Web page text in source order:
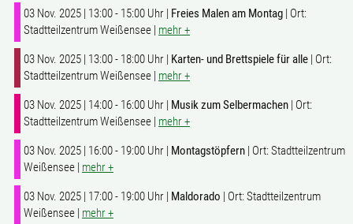
03 Nov. 2025 | 13:00 - 15:00 Uhr | Freies Malen am Montag | Ort:
Stadtteilzentrum Weißensee | mehr +
03 Nov. 2025 | 13:00 - 18:00 Uhr | Karten- und Brettspiele für alle | Ort:
Stadtteilzentrum Weißensee | mehr +
03 Nov. 2025 | 14:00 - 16:00 Uhr | Musik zum Selbermachen | Ort:
Stadtteilzentrum Weißensee | mehr +
03 Nov. 2025 | 16:00 - 19:00 Uhr | Montagstöpfern | Ort: Stadtteilzentrum
Weißensee | mehr +
03 Nov. 2025 | 17:00 - 19:00 Uhr | Maldorado | Ort: Stadtteilzentrum
Weißensee | mehr +